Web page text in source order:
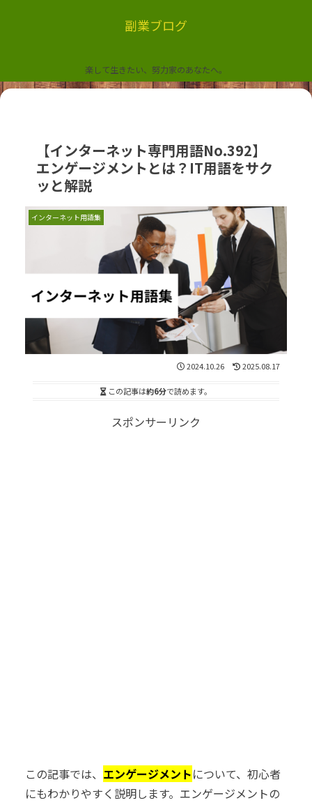
副業ブログ
楽して生きたい、努力家のあなたへ。
【インターネット専門用語No.392】
エンゲージメントとは？IT用語をサク
ッと解説
インターネット用語集
2024.10.26 2025.08.17
この記事は約6分で読めます。
スポンサーリンク
この記事では、 エンゲージメントについて、初心者
にもわかりやすく説明します。エンゲージメントの